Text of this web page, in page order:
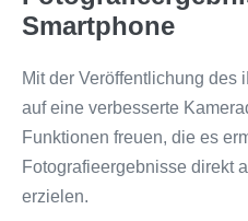
Smartphone
Mit der Veröffentlichung des
auf eine verbesserte
Funktionen freuen, die es
Fotografieergebnisse direkt
erzielen.